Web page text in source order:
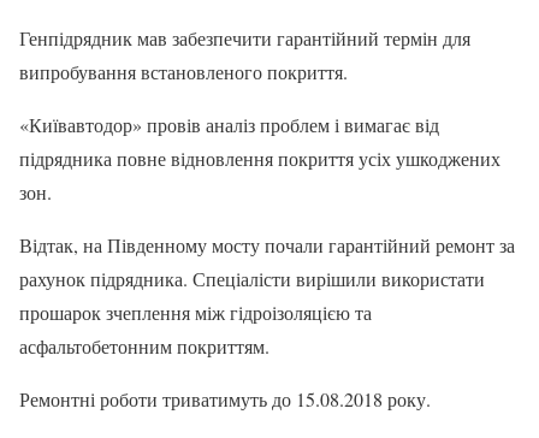
Генпідрядник мав забезпечити гарантійний термін для
випробування встановленого покриття.
«Київавтодор» провів аналіз проблем і вимагає від
підрядника повне відновлення покриття усіх ушкоджених
зон.
Відтак, на Південному мосту почали гарантійний ремонт за
рахунок підрядника. Спеціалісти вирішили використати
прошарок зчеплення між гідроізоляцією та
асфальтобетонним покриттям.
Ремонтні роботи триватимуть до 15.08.2018 року.